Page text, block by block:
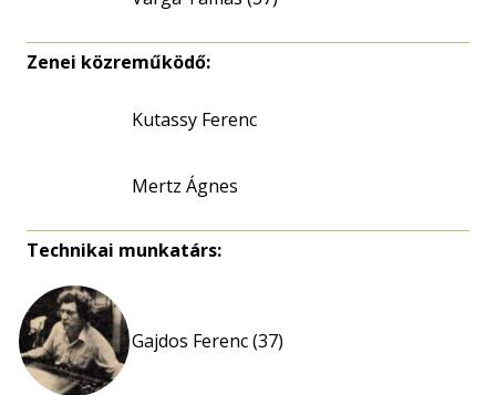
Zenei közreműködő:
Kutassy Ferenc
Mertz Ágnes
Technikai munkatárs:
Gajdos Ferenc (37)